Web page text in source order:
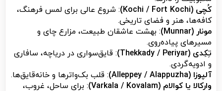
کُچی (Kochi / Fort Kochi)
: شروع عالی برای لمس فرهنگ،
کافه‌ها، هنر و فضای تاریخی.
مونار (Munnar)
: بهشت عاشقان طبیعت، مزارع چای و
مسیرهای پیاده‌روی.
تِکِدی (Thekkady / Periyar)
: قایق‌سواری در دریاچه، سافاری
و ادویه‌گردی.
آلپوزا (Alleppey / Alappuzha)
: قلب بک‌واترها و خانه‌قایق‌ها.
وارکالا یا کوالام (Varkala / Kovalam)
: برای ساحل، غروب،